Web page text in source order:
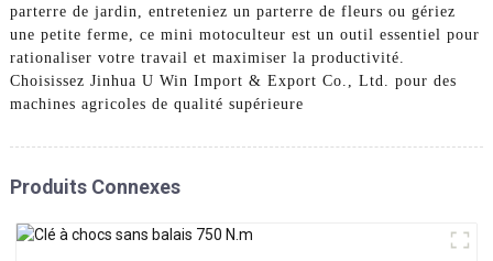
parterre de jardin, entreteniez un parterre de fleurs ou gériez
une petite ferme, ce mini motoculteur est un outil essentiel pour
rationaliser votre travail et maximiser la productivité.
Choisissez Jinhua U Win Import & Export Co., Ltd. pour des
machines agricoles de qualité supérieure
Produits Connexes